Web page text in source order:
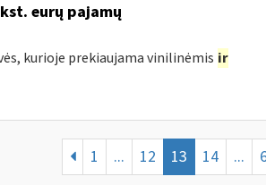
eurų pajamų
kurioje prekiaujama vinilinėmis ir
1 ... 12 13 14 ...